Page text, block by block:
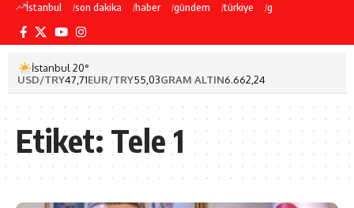
İstanbul son dakika haber gündem türkiye galatasaray
İstanbul 20°
USD/TRY47,71EUR/TRY55,03GRAM ALTIN6.662,24
Etiket: Tele 1